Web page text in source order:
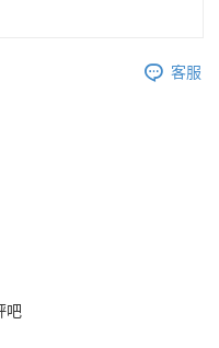
客服
吧